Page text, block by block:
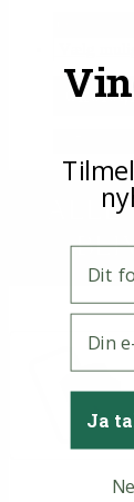
69 kr. pr.
Vælg
135 kr.
ALLE
Ja